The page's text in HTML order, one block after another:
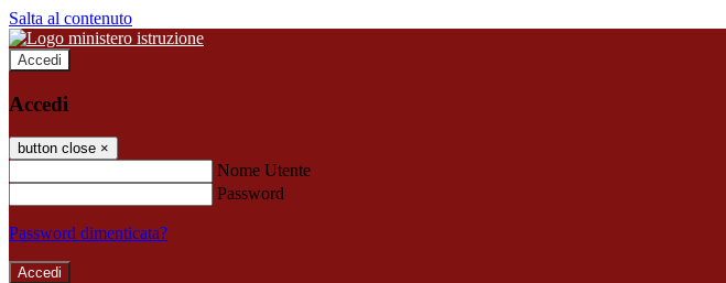
Salta al contenuto
Accedi
Accedi
button close ×
Nome Utente
Password
Password dimenticata?